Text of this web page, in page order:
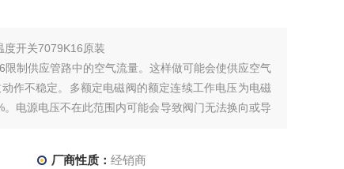
度开关7079K16原装
制供应管路中的空气流量。这样做可能会使供应空气
作不稳定。多额定电磁阀的额定连续工作电压为电磁
电源电压不在此范围内可能会导致阀门无法换向或导
厂商性质： 经销商